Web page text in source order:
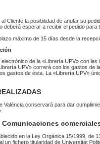
Cliente la posibilidad de anular su
deberá esperar a recibir el pedido
máximo de 15 días desde la
electrónico de la «Librería UPV» con
UPV» correrá con los gastos
gastos de ésta. La «Librería UPV»
València conservará para dar
en la Ley Orgánica 15/1999, de
un fichero titularidad de Universitat